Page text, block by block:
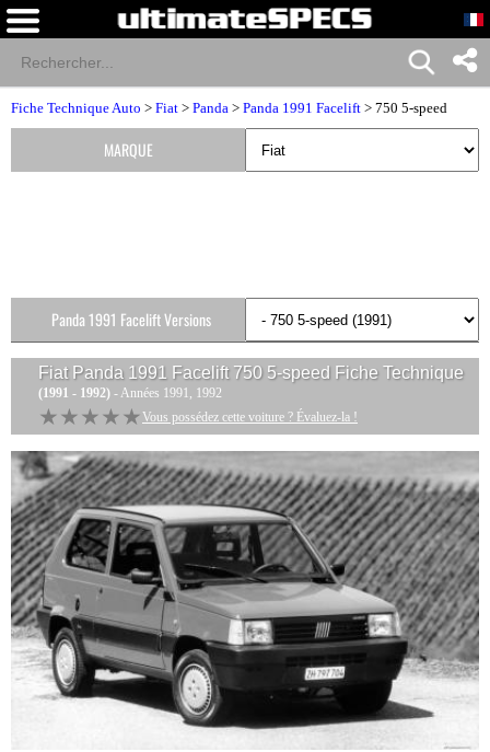
Fiche Technique Auto > Fiat > Panda > Panda 1991 Facelift > 750 5-speed
Fiat Panda 1991 Facelift 750 5-speed Fiche Technique
(1991 - 1992) - Années 1991, 1992
★★★★★
★★★★★ Vous possédez cette voiture ? Évaluez-la !
MARQUE
Panda 1991 Facelift Versions